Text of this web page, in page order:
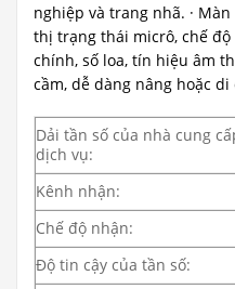
nghiệp và trang nhã. ·
thị trạng thái micrô, chế
chính, số loa, tín hiệu âm
cầm, dễ dàng nâng hoặc di
Dải tần số của nhà cung
dịch vụ:
Kênh nhận:
Chế độ nhận:
Độ tin cậy của tần số: